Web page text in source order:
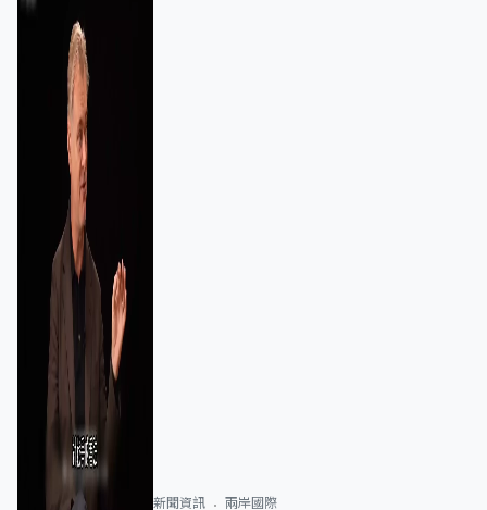
新聞資訊 兩岸國際